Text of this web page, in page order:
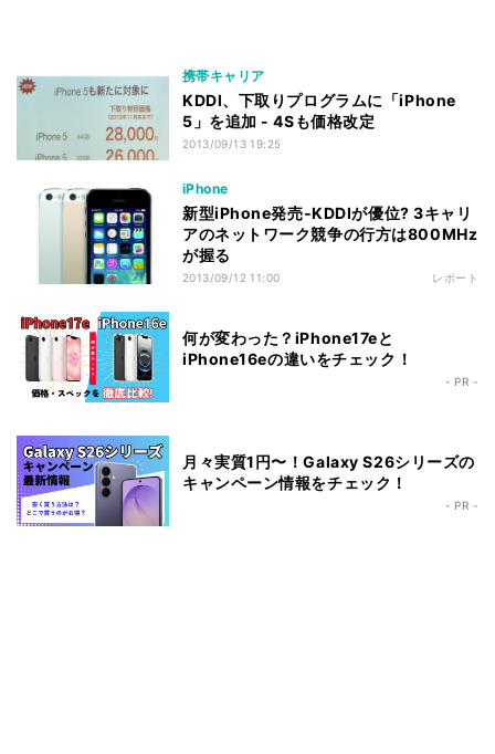
携帯キャリア
KDDI、下取りプログラムに「iPhone
5」を追加 - 4Sも価格改定
2013/09/13 19:25
iPhone
新型iPhone発売‐KDDIが優位? 3キャリ
アのネットワーク競争の行方は800MHz
が握る
2013/09/12 11:00 レポート
何が変わった？iPhone17eと
iPhone16eの違いをチェック！
- PR -
月々実質1円〜！Galaxy S26シリーズの
キャンペーン情報をチェック！
- PR -